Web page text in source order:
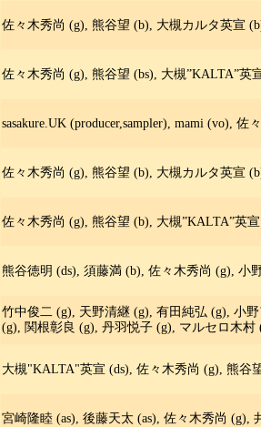
佐々木秀尚 (g), 熊谷望 (b), 大槻カルタ英宣
佐々木秀尚 (g), 熊谷望 (bs), 大槻”KALTA”英
sasakure.UK (producer,sampler), mami (vo),
佐々木秀尚 (g), 熊谷望 (b), 大槻カルタ英宣
佐々木秀尚 (g), 熊谷望 (b), 大槻”KALTA”英宣
熊谷徳明 (ds), 須藤満 (b), 佐々木秀尚 (g), 小
竹中俊二 (g), 天野清継 (g), 有田純弘 (g), 小
(g), 関根彰良 (g), 丹羽悦子 (g), マルセロ木
大槻"KALTA"英宣 (ds), 佐々木秀尚 (g), 熊谷
宮崎隆睦 (as), 後藤天太 (as), 佐々木秀尚 (g),